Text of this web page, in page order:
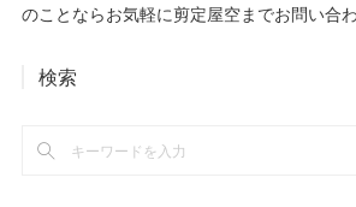
のことならお気軽に剪定屋空までお問い合
検索